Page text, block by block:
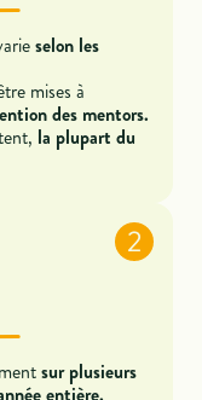
selon les
mises à
des mentors.
la plupart du
2
sur plusieurs